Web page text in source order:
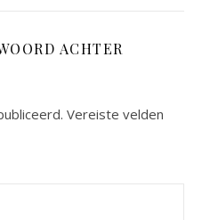
ACHTER
Vereiste velden